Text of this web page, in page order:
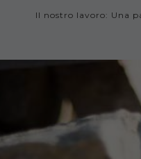
Il nostro lavoro: Una